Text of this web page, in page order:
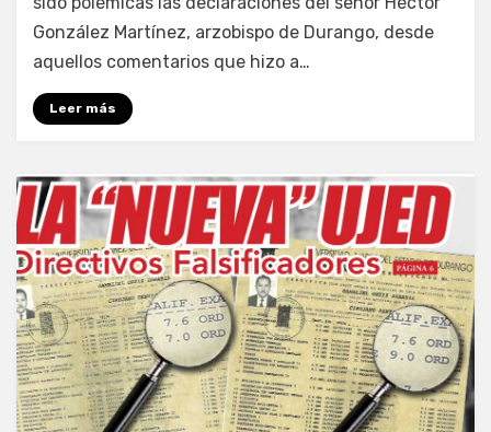
González Martínez, arzobispo de Durango, desde
aquellos comentarios que hizo a…
Leer más